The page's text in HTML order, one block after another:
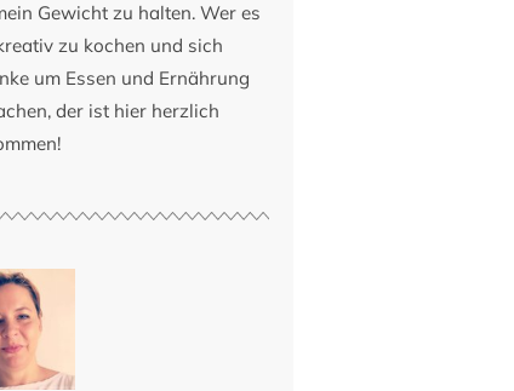
Gewicht zu halten. Wer es
zu kochen und sich
um Essen und Ernährung
der ist hier herzlich